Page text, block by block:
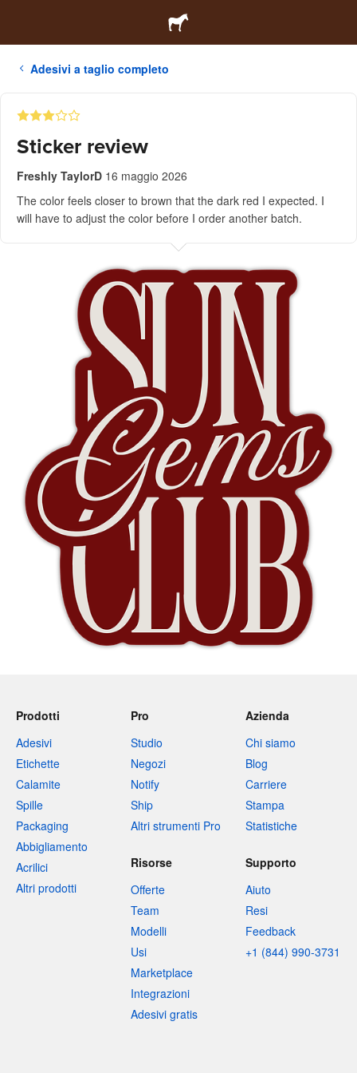
Adesivi a taglio completo
Sticker review
Freshly TaylorD 16 maggio 2026
The color feels closer to brown that the dark red I expected. I
will have to adjust the color before I order another batch.
Prodotti
Adesivi
Etichette
Calamite
Spille
Packaging
Abbigliamento
Acrilici
Altri prodotti
Pro
Studio
Negozi
Notify
Ship
Altri strumenti Pro
Azienda
Chi siamo
Blog
Carriere
Stampa
Statistiche
Risorse
Offerte
Team
Modelli
Usi
Marketplace
Integrazioni
Adesivi gratis
Supporto
Aiuto
Resi
Feedback
+1 (844) 990-3731